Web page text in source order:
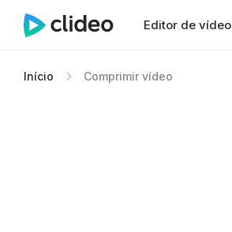
Editor de vídeo
Início Comprimir vídeo